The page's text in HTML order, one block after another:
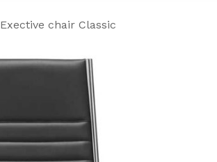
Exective chair Classic